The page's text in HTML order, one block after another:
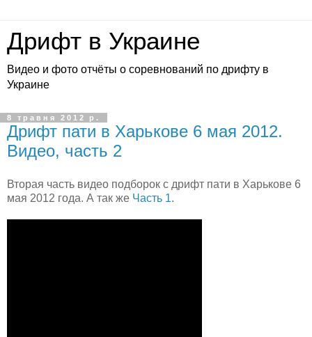
Дрифт в Украине
Видео и фото отчёты о соревнований по дрифту в
Украине
8 травня 2012 р.
Дрифт пати в Харькове 6 мая 2012.
Видео, часть 2
Вторая часть видео подборок с дрифт пати в Харькове 6
мая 2012 года. А так же Часть 1.